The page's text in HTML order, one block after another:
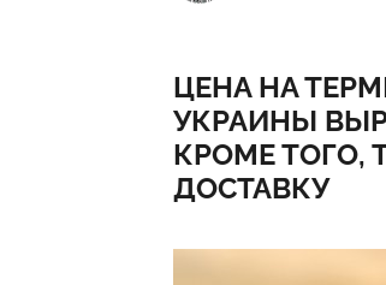
ЦЕНА НА
УКРАИНЫ
КРОМЕ ТОГО,
ДОСТАВКУ